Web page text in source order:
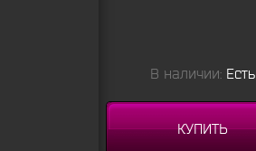
В наличии: Есть
КУПИТЬ